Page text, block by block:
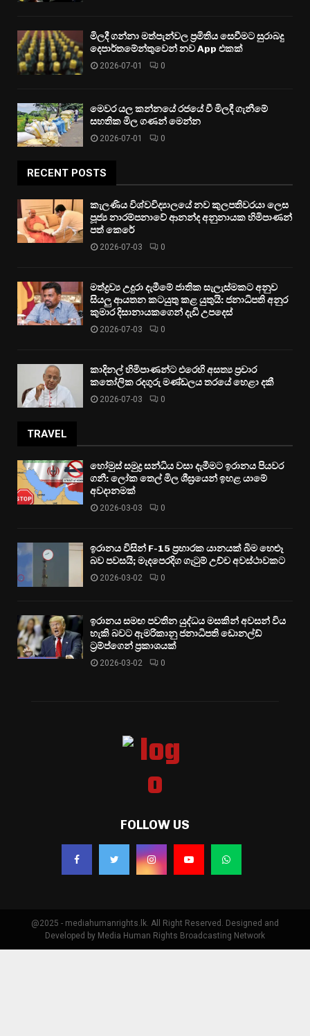
මිලදී ගන්නා මත්පැන්වල ප්‍රමිතිය සෙවීමට සුරාබදු
දෙපාර්තමේන්තුවෙන් නව App එකක්
2026-07-01 0
මෙවර යල කන්නයේ රජයේ වී මිලදී ගැනීමේ
සහතික මිල ගණන් මෙන්න
2026-07-01 0
RECENT POSTS
කැලණිය විශ්වවිද්‍යාලයේ නව කුලපතිවරයා ලෙස
පූජ්‍ය නාරම්පනාවේ ආනන්ද අනුනායක හිමිපාණන්
පත් කෙරේ
2026-07-03 0
මත්ද්‍රව්‍ය උදුරා දැමීමේ ජාතික සැලැස්මකට අනුව
සියලු ආයතන කටයුතු කළ යුතුයි: ජනාධිපති අනුර
කුමාර දිසානායකගෙන් දැඩි උපදෙස්
2026-07-03 0
කාදිනල් හිමිපාණන්ට එරෙහි අසත්‍ය ප්‍රචාර
කතෝලික රදගුරු මණ්ඩලය තරයේ හෙළා දකී
2026-07-03 0
TRAVEL
හෝමුස් සමුද්‍ර සන්ධිය වසා දැමීමට ඉරානය පියවර
ගනී: ලෝක තෙල් මිල ශීඝ්‍රයෙන් ඉහළ යාමේ
අවදානමක්
2026-03-03 0
ඉරානය විසින් F-15 ප්‍රහාරක යානයක් බිම හෙළූ
බව පවසයි; මැදපෙරදිග ගැටුම් උච්ච අවස්ථාවකට
2026-03-02 0
ඉරානය සමඟ පවතින යුද්ධය මසකින් අවසන් විය
හැකි බවට ඇමරිකානු ජනාධිපති ඩොනල්ඩ්
ට්‍රම්ප්ගෙන් ප්‍රකාශයක්
2026-03-02 0
FOLLOW US
@2025 - mediahumanrights.lk. All Right Reserved. Designed and
Developed by Media Human Rights Broadcasting Network